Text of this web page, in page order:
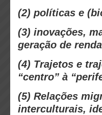
(2) políticas e
(3) inovações,
geração de
(4) Trajetos e
“centro” à
(5) Relações
interculturais,